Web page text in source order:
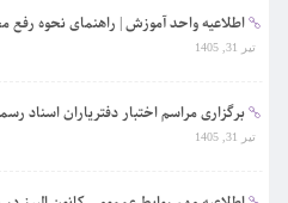
اطلاعیه واحد آموزش | راهنمای نحوه
تیر 31, 1405
برگزاری مراسم اختبار دفتریاران اسناد
تیر 31, 1405